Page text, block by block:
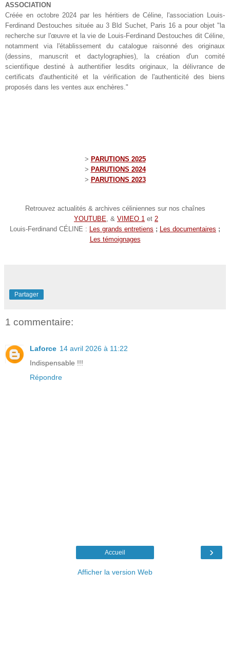
ASSOCIATION
Créée en octobre 2024 par les héritiers de Céline, l'association Louis-
Ferdinand Destouches située au 3 Bld Suchet, Paris 16 a pour objet "la
recherche sur l'œuvre et la vie de Louis-Ferdinand Destouches dit Céline,
notamment via l'établissement du catalogue raisonné des originaux
(dessins, manuscrit et dactylographies), la création d'un comité
scientifique destiné à authentifier lesdits originaux, la délivrance de
certificats d'authenticité et la vérification de l'authenticité des biens
proposés dans les ventes aux enchères."
> PARUTIONS 2025
> PARUTIONS 2024
> PARUTIONS 2023
Retrouvez actualités & archives céliniennes sur nos chaînes
YOUTUBE , & VIMEO 1 et 2
Louis-Ferdinand CÉLINE : Les grands entretiens ; Les documentaires ;
Les témoignages
Partager
1 commentaire:
Laforce 14 avril 2026 à 11:22
Indispensable !!!
Répondre
›
Accueil
Afficher la version Web